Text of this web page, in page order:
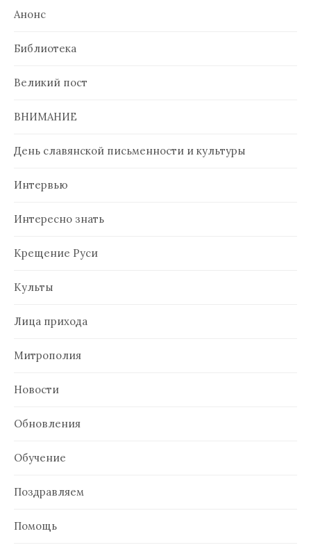
Анонс
Библиотека
Великий пост
ВНИМАНИЕ
День славянской письменности и культуры
Интервью
Интересно знать
Крещение Руси
Культы
Лица прихода
Митрополия
Новости
Обновления
Обучение
Поздравляем
Помощь